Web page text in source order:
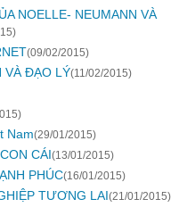
NOELLE- NEUMANN VÀ
(09/02/2015)
VÀ ĐẠO LÝ(11/02/2015)
Nam(29/01/2015)
CÁI(13/01/2015)
PHÚC(16/01/2015)
TƯƠNG LAI(21/01/2015)